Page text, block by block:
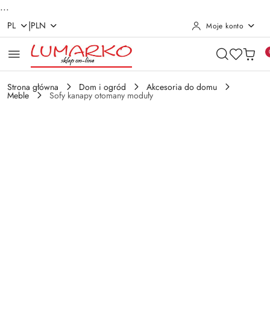
...
Przejdź do treści głównej
Przejdź do wyszukiwarki
Przejdź do moje konto
Przejdź do menu głównego
Przejdź do opisu produktu
Przejdź do stopki
PL |PLN Moje konto
Strona główna Dom i ogród Akcesoria do domu
Meble Sofy kanapy otomany moduły